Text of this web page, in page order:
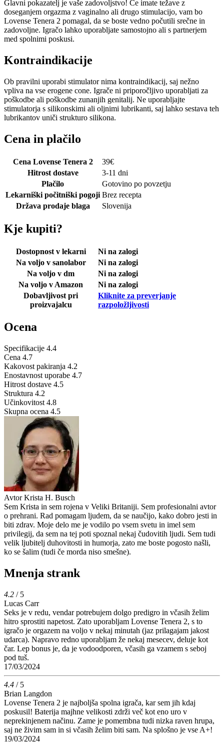
Glavni pokazatelj je vaše zadovoljstvo! Če imate težave z
doseganjem orgazma z vaginalno ali drugo stimulacijo, vam bo
Lovense Tenera 2 pomagal, da se boste vedno počutili srečne in
zadovoljne. Igračo lahko uporabljate samostojno ali s partnerjem
med spolnimi poskusi.
Kontraindikacije
Ob pravilni uporabi stimulator nima kontraindikacij, saj nežno
vpliva na vse erogene cone. Igrače ni priporočljivo uporabljati za
poškodbe ali poškodbe zunanjih genitalij. Ne uporabljajte
stimulatorja s silikonskimi ali oljnimi lubrikanti, saj lahko sestava teh
lubrikantov uniči strukturo silikona.
Cena in plačilo
Cena Lovense Tenera 2 39€
Hitrost dostave
3-11 dni
Plačilo
Gotovino po povzetju
Lekarniški počitniški pogoji Brez recepta
Država prodaje blaga
Slovenija
Kje kupiti?
Dostopnost v lekarni
Ni na zalogi
Na voljo v sanolabor
Ni na zalogi
Na voljo v dm
Ni na zalogi
Na voljo v Amazon
Ni na zalogi
Dobavljivost pri
proizvajalcu
Kliknite za preverjanje
razpoložljivosti
Ocena
Specifikacije 4.4
Cena 4.7
Kakovost pakiranja 4.2
Enostavnost uporabe 4.7
Hitrost dostave 4.5
Struktura 4.2
Učinkovitost 4.8
Skupna ocena 4.5
Avtor Krista H. Busch
Sem Krista in sem rojena v Veliki Britaniji. Sem profesionalni avtor
o prehrani. Rad pomagam ljudem, da se naučijo, kako dobro jesti in
biti zdrav. Moje delo me je vodilo po vsem svetu in imel sem
privilegij, da sem na tej poti spoznal nekaj čudovitih ljudi. Sem tudi
velik ljubitelj duhovitosti in humorja, zato me boste pogosto našli,
ko se šalim (tudi če morda niso smešne).
Mnenja strank
4.2 / 5
Lucas Carr
Seks je v redu, vendar potrebujem dolgo predigro in včasih želim
hitro sprostiti napetost. Zato uporabljam Lovense Tenera 2, s to
igračo je orgazem na voljo v nekaj minutah (jaz prilagajam jakost
udarca). Napravo redno uporabljam že nekaj mesecev, deluje kot
čar. Lep bonus je, da je vodoodporen, včasih ga vzamem s seboj
pod tuš.
17/03/2024
4.4 / 5
Brian Langdon
Lovense Tenera 2 je najboljša spolna igrača, kar sem jih kdaj
poskusil! Baterija majhne velikosti zdrži več kot eno uro v
neprekinjenem načinu. Zame je pomembna tudi nizka raven hrupa,
saj ne živim sam in si včasih želim biti sam. Na splošno je vse A+!
19/03/2024